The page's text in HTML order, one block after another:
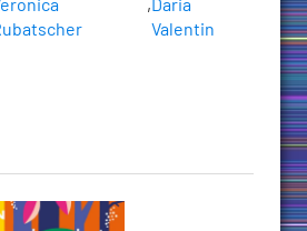
,Daria
Valentin